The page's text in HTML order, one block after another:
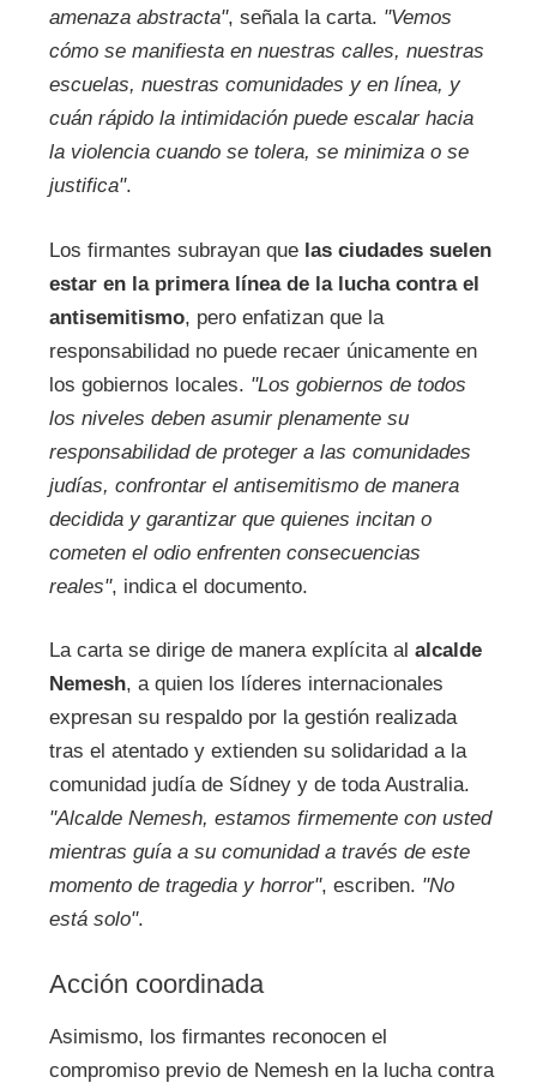
amenaza abstracta", señala la carta. "Vemos
cómo se manifiesta en nuestras calles, nuestras
escuelas, nuestras comunidades y en línea, y
cuán rápido la intimidación puede escalar hacia
la violencia cuando se tolera, se minimiza o se
justifica".
Los firmantes subrayan que las ciudades suelen
estar en la primera línea de la lucha contra el
antisemitismo, pero enfatizan que la
responsabilidad no puede recaer únicamente en
los gobiernos locales. "Los gobiernos de todos
los niveles deben asumir plenamente su
responsabilidad de proteger a las comunidades
judías, confrontar el antisemitismo de manera
decidida y garantizar que quienes incitan o
cometen el odio enfrenten consecuencias
reales", indica el documento.
La carta se dirige de manera explícita al alcalde
Nemesh, a quien los líderes internacionales
expresan su respaldo por la gestión realizada
tras el atentado y extienden su solidaridad a la
comunidad judía de Sídney y de toda Australia.
"Alcalde Nemesh, estamos firmemente con usted
mientras guía a su comunidad a través de este
momento de tragedia y horror", escriben. "No
está solo".
Acción coordinada
Asimismo, los firmantes reconocen el
compromiso previo de Nemesh en la lucha contra